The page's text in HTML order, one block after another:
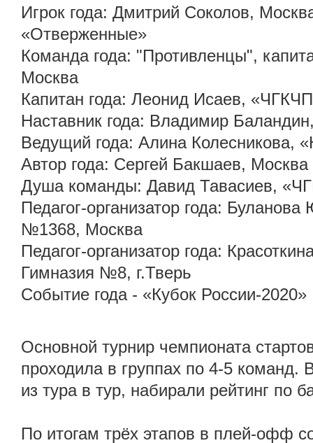
Игрок года: Дмитрий Соколов,
«Отверженные»
Команда года: "Противленцы",
Москва
Капитан года: Леонид Исаев,
Наставник года: Владимир
Ведущий года: Алина Колесникова,
Автор года: Сергей Бакшаев, Москва
Душа команды: Давид Тавасиев,
Педагог-организатор года:
№1368, Москва
Педагог-организатор года:
Гимназия №8, г.Тверь
Событие года - «Кубок России-2020»
Основной турнир чемпионата
проходила в группах по 4-5 команд.
из тура в тур, набирали рейтинг по
По итогам трёх этапов в плей-офф